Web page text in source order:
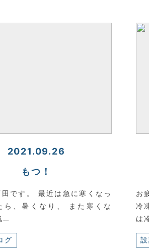
2021.09.26
もつ！
です。 最近は急に寒くなっ
ら、暑くなり、 また寒くな
…
グ
お
冷
は